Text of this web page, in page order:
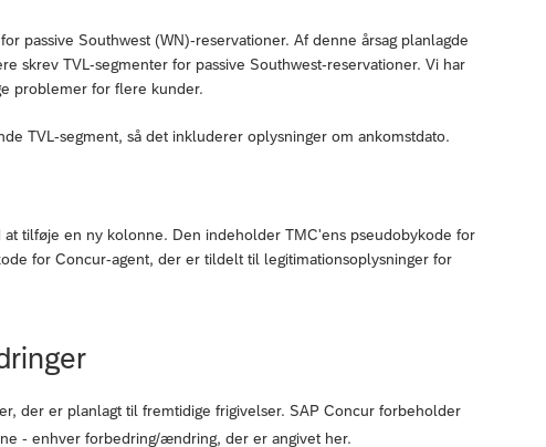
passive Southwest (WN)-reservationer. Af denne årsag planlagde
skrev TVL-segmenter for passive Southwest-reservationer. Vi har
problemer for flere kunder.
TVL-segment, så det inkluderer oplysninger om ankomstdato.
at tilføje en ny kolonne. Den indeholder TMC'ens pseudobykode for
for Concur-agent, der er tildelt til legitimationsoplysninger for
der er planlagt til fremtidige frigivelser. SAP Concur forbeholder
- enhver forbedring/ændring, der er angivet her.